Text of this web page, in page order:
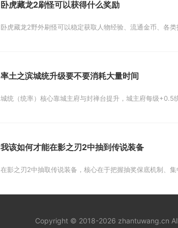
卧虎藏龙2刷怪可以获得什么奖励
卧虎藏龙2野外刷怪可以稳定获取人物经验、流通金币、各
率土之滨城统升级要不要消耗大量时间
城统（统率）核心靠城主府与封禅台提升，城主府每级
我该如何才能在影之刃2中抽到传说装备
在影之刃2中抽取传说装备，核心在于把握抽奖保底机制、
Copyright © 2018-2026 zhantuwang.cn